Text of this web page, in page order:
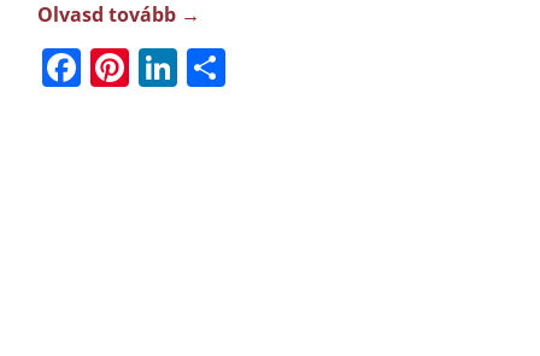
Olvasd tovább →
F Pi Li O